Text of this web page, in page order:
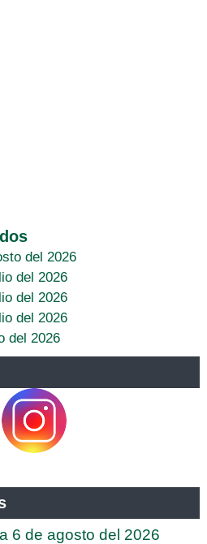
del 2026
del 2026
del 2026
del 2026
del 2026
6 de agosto del 2026